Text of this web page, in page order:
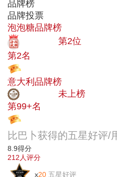
品牌榜
品牌投票
泡泡糖品牌榜
第2位
第2名
意大利品牌榜
未上榜
第99+名
比巴卜获得的五星好评/
8.9得分
212 人评分
x20 五星好评